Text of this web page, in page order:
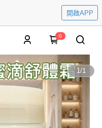
開啟APP
0
1/1